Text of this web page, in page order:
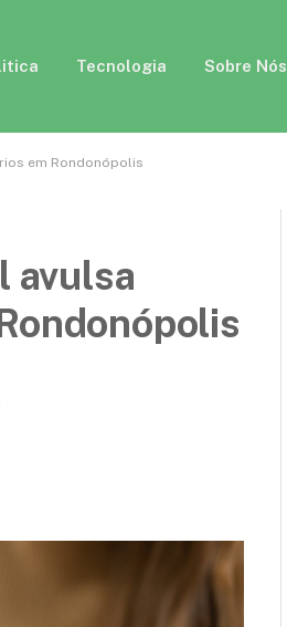
Tecnologia Sobre Nós
em Rondonópolis
avulsa